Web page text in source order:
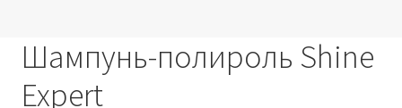
Шампунь-полироль Shine
Expert